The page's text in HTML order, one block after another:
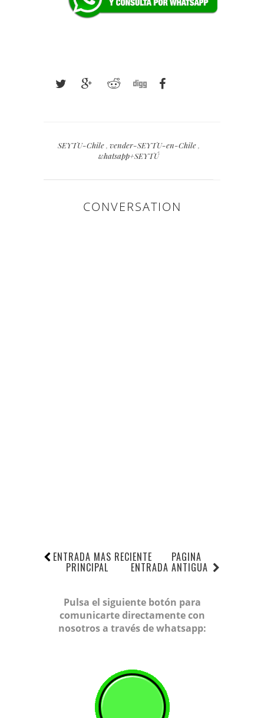
SEYTU-Chile, vender-SEYTU-en-Chile,
whatsapp+SEYTÚ
CONVERSATION
ENTRADA MÁS RECIENTE
ENTRADA ANTIGUA
PÁGINA
PRINCIPAL
Pulsa el siguiente botón para
comunicarte directamente con
nosotros a través de whatsapp: